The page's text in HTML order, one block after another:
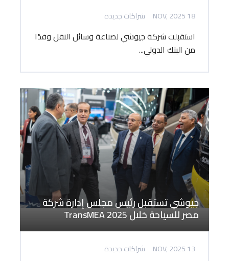
18 NOV, 2025 شراكات جديدة
استقبلت شركة جيوشي لصناعة وسائل النقل وفدًا
من البنك الدولي...
جيوشي تستقبل رئيس مجلس إدارة شركة
مصر للسياحة خلال TransMEA 2025
13 NOV, 2025 شراكات جديدة